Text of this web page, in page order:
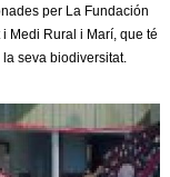
per La Fundación
Medi Rural i Marí, que té
seva biodiversitat.